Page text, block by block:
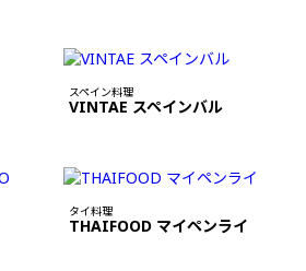
スペイン料理
VINTAE スペインバル
タイ料理
THAIFOOD マイペンライ